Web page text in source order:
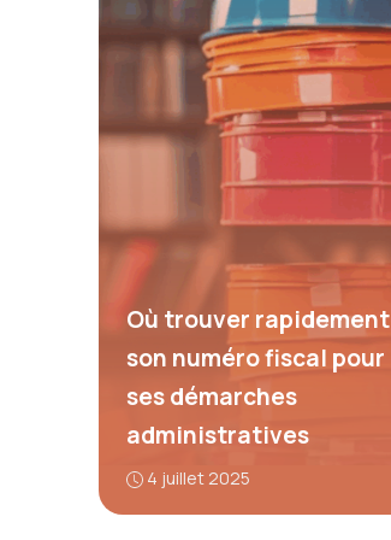
Où trouver rapidement
son numéro fiscal pour
ses démarches
administratives
4 juillet 2025